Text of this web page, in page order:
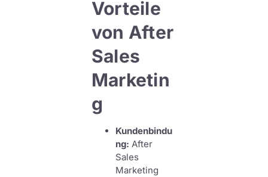
Vorteile
von After
Sales
Marketin
g
Kundenbindu
ng: After
Sales
Marketing